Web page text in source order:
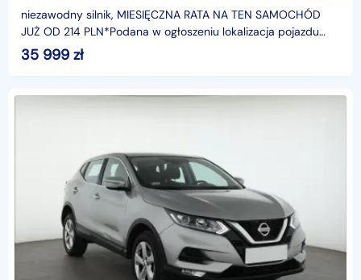
niezawodny silnik, MIESIĘCZNA RATA NA TEN SAMOCHÓD
JUŻ OD 214 PLN*Podana w ogłoszeniu lokalizacja pojazdu
jest aktualna na dzień wystawienia ogłoszenia. Przed
35 999 zł